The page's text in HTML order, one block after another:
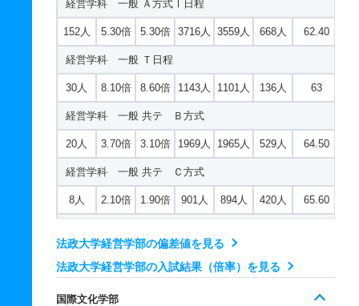
63人 4倍 3.50倍 902人 865人 218人 61.90
英文学科 一般 Ｔ日程
12人 7.30倍 8.50倍 386人 363人 50人 63.60
英文学科 一般 共テ Ｂ方式
10人 4.70倍 4.10倍 460人 457人 98人 68.60
英文学科 一般 共テ Ｃ方式
3人 1.70倍 1.70倍 122人 119人 72人 63.40
史学科 一般 Ａ方式Ⅰ日程
54人 3.70倍 4倍 957人 924人
史学科 一般 Ｔ日程
8人 7.20倍 59.90
経営学科 一般 Ａ方式Ⅰ日程
152人 5.30倍 5.30倍 3716人 3559人 668人 62.40
経営学科 一般 Ｔ日程
30人 8.10倍 8.60倍 1143人 1101人 136人 63
経営学科 一般 共テ Ｂ方式
20人 3.70倍 3.10倍 1969人 1965人 529人 64.50
経営学科 一般 共テ Ｃ方式
8人 2.10倍 1.90倍 901人 894人 420人 65.60
法政大学経営学部の偏差値を見る
法政大学経営学部の入試結果（倍率）を見る
国際文化学部